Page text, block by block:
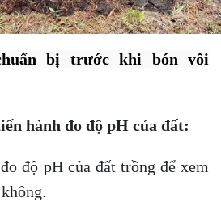
bị trước khi bón vôi
hành đo độ pH của đất:
độ pH của đất trồng để xem